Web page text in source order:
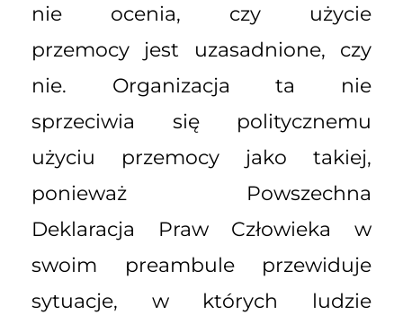
nie ocenia, czy użycie
przemocy jest uzasadnione, czy
nie. Organizacja ta nie
sprzeciwia się politycznemu
użyciu przemocy jako takiej,
ponieważ Powszechna
Deklaracja Praw Człowieka w
swoim preambule przewiduje
sytuacje, w których ludzie